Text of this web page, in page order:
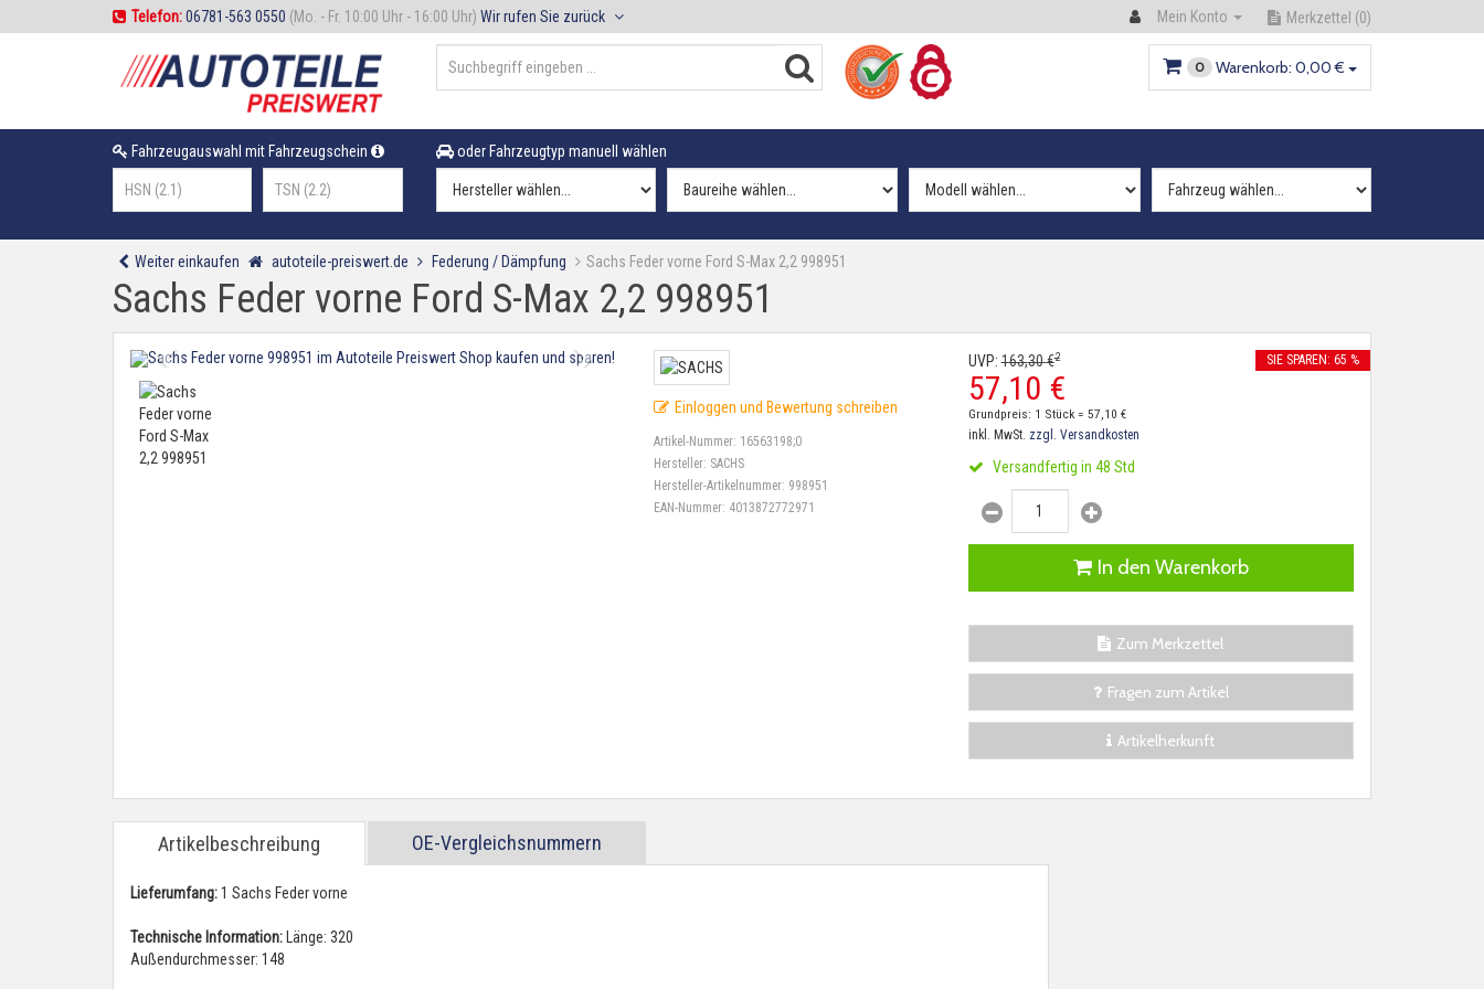
Telefon:06781-563 0550 (Mo. - Fr. 10:00 Uhr - 16:00 Uhr) Wir rufen Sie zurück Mein Konto Merkzettel (0)
0 Warenkorb: 0,00 €
Fahrzeugauswahl mit Fahrzeugschein oder Fahrzeugtyp manuell wählen
Weiter einkaufen autoteile-preiswert.de Federung / Dämpfung Sachs Feder vorne Ford S-Max 2,2 998951
Sachs Feder vorne Ford S-Max 2,2 998951
Einloggen und Bewertung schreiben
Artikel-Nummer: 16563198;0
Hersteller: SACHS
Hersteller-Artikelnummer: 998951
EAN-Nummer: 4013872772971
UVP:163,30€2
57,10 €
SIE SPAREN: 65 %
Grundpreis: 1 Stück = 57,10 €
inkl. MwSt. zzgl. Versandkosten
Versandfertig in 48 Std
In den Warenkorb
Zum Merkzettel
Fragen zum Artikel
Artikelherkunft
Artikelbeschreibung OE-Vergleichsnummern
Lieferumfang:1 Sachs Feder vorne
Technische Information: Länge: 320
Außendurchmesser: 148